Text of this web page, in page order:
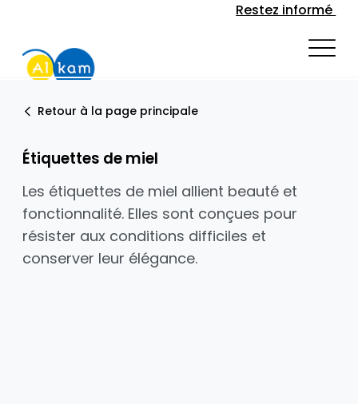
Restez informé
Retour à la page principale
Étiquettes de miel
Les étiquettes de miel allient beauté et
fonctionnalité. Elles sont conçues pour
résister aux conditions difficiles et
conserver leur élégance.